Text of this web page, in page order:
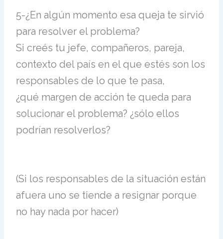
5-¿En algún momento esa queja te sirvió
para resolver el problema?
Si creés tu jefe, compañeros, pareja,
contexto del país en el que estés son los
responsables de lo que te pasa,
¿qué margen de acción te queda para
solucionar el problema? ¿sólo ellos
podrían resolverlos?
(Si los responsables de la situación están
afuera uno se tiende a resignar porque
no hay nada por hacer)